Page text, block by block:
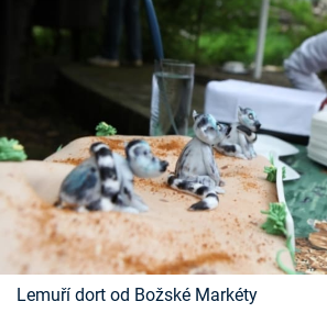
Lemuří dort od Božské Markéty